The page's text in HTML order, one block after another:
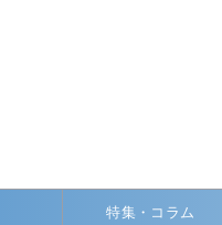
特集・コラム